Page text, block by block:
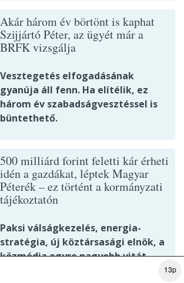
13p
Akár három év börtönt is kaphat
Szijjártó Péter, az ügyét már a
BRFK vizsgálja
Vesztegetés elfogadásának
gyanúja áll fenn. Ha elítélik, ez
három év szabadságvesztéssel is
büntethető.
500 milliárd forint feletti kár érheti
idén a gazdákat, léptek Magyar
Péterék – ez történt a kormányzati
tájékoztatón
Paksi válságkezelés, energia-
stratégia, új köztársasági elnök, a
közmédia egyre nagyobb vitát